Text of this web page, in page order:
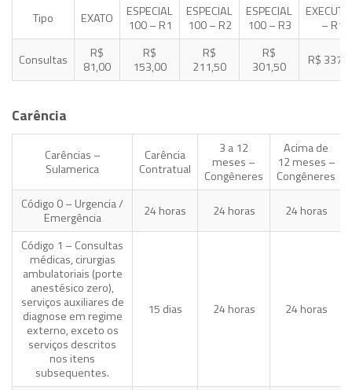
Tipo EXATO
ESPECIAL
100 – R1
ESPECIAL
100 – R2
ESPECIAL
100 – R3
– R1
Consultas
R$
81,00
R$
153,00
R$
211,50
R$
301,50
R$
Carência
Carências –
Sulamerica
Carência
Contratual
3 a 12
meses –
Congêneres
Acima de
12 meses –
Congêneres
Código 0 – Urgencia /
Emergência
24 horas 24 horas
24 horas
Código 1 – Consultas
médicas, cirurgias
ambulatoriais (porte
anestésico zero),
serviços auxiliares de
diagnose em regime
externo, exceto os
serviços descritos
nos itens
subsequentes.
15 dias 24 horas 24 horas